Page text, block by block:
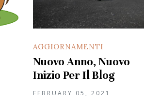
AGGIORNAMENTI
Nuovo Anno, Nuovo
Inizio Per Il Blog
FEBRUARY 05, 2021